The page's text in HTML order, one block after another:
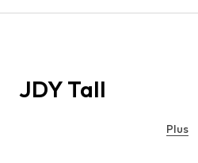
JDY Tall
Plus